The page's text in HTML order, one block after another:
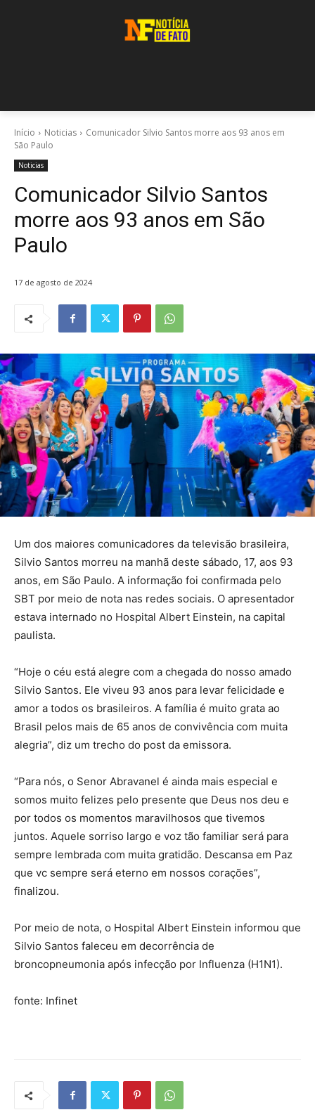
Início Noticias
Comunicador Silvio Santos morre aos 93 anos em
São Paulo
Noticias
Comunicador Silvio Santos
morre aos 93 anos em São
Paulo
17 de agosto de 2024
Um dos maiores comunicadores da televisão brasileira,
Silvio Santos morreu na manhã deste sábado, 17, aos 93
anos, em São Paulo. A informação foi confirmada pelo
SBT por meio de nota nas redes sociais. O apresentador
estava internado no Hospital Albert Einstein, na capital
paulista.
“Hoje o céu está alegre com a chegada do nosso amado
Silvio Santos. Ele viveu 93 anos para levar felicidade e
amor a todos os brasileiros. A família é muito grata ao
Brasil pelos mais de 65 anos de convivência com muita
alegria”, diz um trecho do post da emissora.
“Para nós, o Senor Abravanel é ainda mais especial e
somos muito felizes pelo presente que Deus nos deu e
por todos os momentos maravilhosos que tivemos
juntos. Aquele sorriso largo e voz tão familiar será para
sempre lembrada com muita gratidão. Descansa em Paz
que vc sempre será eterno em nossos corações”,
finalizou.
Por meio de nota, o Hospital Albert Einstein informou que
Silvio Santos faleceu em decorrência de
broncopneumonia após infecção por Influenza (H1N1).
fonte: Infinet